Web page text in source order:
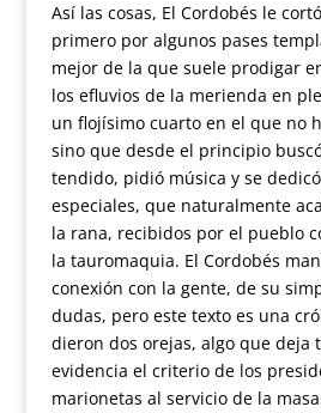
Así las cosas, El Cordobés le
primero por algunos pases
mejor de la que suele prodigar
los efluvios de la merienda en
un flojísimo cuarto en el que no
sino que desde el principio
tendido, pidió música y se
especiales, que naturalmente
la rana, recibidos por el pueblo
la tauromaquia. El Cordobés
conexión con la gente, de su
dudas, pero este texto es una
dieron dos orejas, algo que deja
evidencia el criterio de los
marionetas al servicio de la